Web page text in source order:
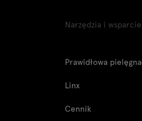
Narzędzia i wsparcie
Prawidłowa
Linx
Cennik